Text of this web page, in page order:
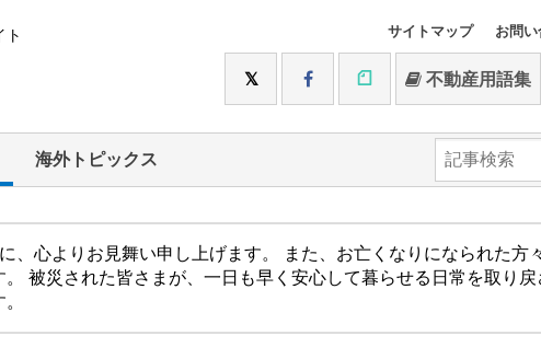
ト サイトマップ お問
不動産用語集
海外トピックス
、心よりお見舞い申し上げます。 また、お亡くなりになられた方
被災された皆さまが、一日も早く安心して暮らせる日常を取り